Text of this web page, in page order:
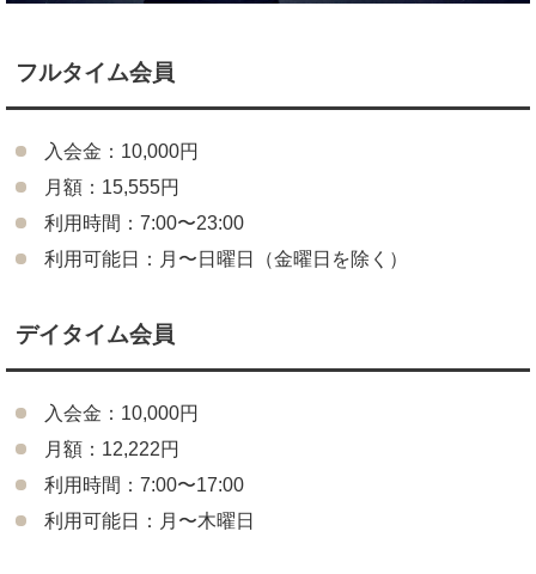
フルタイム会員
入会金：10,000円
月額：15,555円
利用時間：7:00〜23:00
利用可能日：月〜日曜日（金曜日を除く）
デイタイム会員
入会金：10,000円
月額：12,222円
利用時間：7:00〜17:00
利用可能日：月〜木曜日